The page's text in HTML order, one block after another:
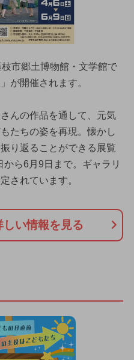
市郷土博物館・文学館で
が開催されます。
んの作品を通して、元気
たちの姿を再現。懐かし
り返ることができる展覧
ら6月9日まで。ギャラリ
されています。
い情報を見る